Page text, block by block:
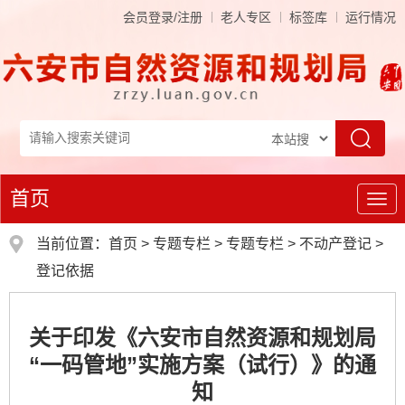
会员登录/注册 老人专区 标签库 运行情况
导
首页
当前位置： 首页 > 专题专栏 > 专题专栏 > 不动产登记 >
登记依据
关于印发《六安市自然资源和规划局
“一码管地”实施方案（试行）》的通
知